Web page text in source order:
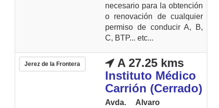
necesario para la obtención
o renovación de cualquier
permiso de conducir A, B,
C, BTP... etc...
Jerez de la Frontera
A 27.25 kms
Instituto Médico
Carrión (Cerrado)
Avda. Alvaro